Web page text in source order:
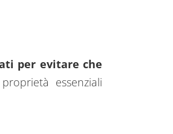
per evitare che
essenziali